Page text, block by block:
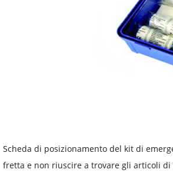
Scheda di posizionamento del kit di
fretta e non riuscire a trovare gli articoli di